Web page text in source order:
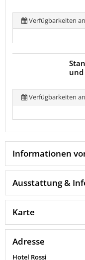
Verfügbarkeiten
und
Verfügbarkeiten
Informationen
Ausstattung &
Karte
Adresse
Hotel Rossi